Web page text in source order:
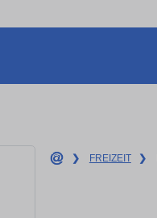
❯ FREIZEIT ❯